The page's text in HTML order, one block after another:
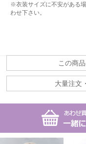
※衣装サイズに不安がある
わせ下さい。
この商
大量注文